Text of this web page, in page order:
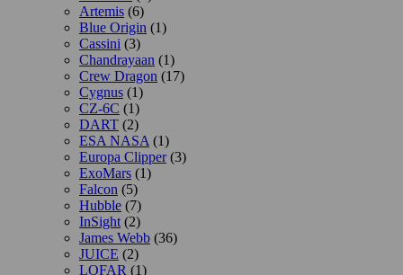
Artemis (6)
Blue Origin (1)
Cassini (3)
Chandrayaan (1)
Crew Dragon (17)
Cygnus (1)
CZ-6C (1)
DART (2)
ESA NASA (1)
Europa Clipper(3)
ExoMars (1)
Falcon (5)
Hubble (7)
InSight (2)
James Webb (36)
JUICE (2)
LOFAR (1)